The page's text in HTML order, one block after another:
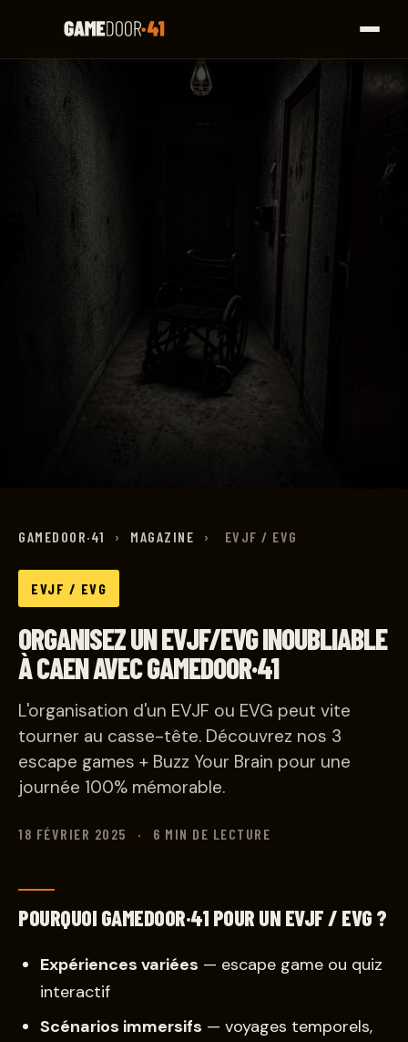
GAMEDOOR·41 › MAGAZINE › EVJF / EVG
EVJF / EVG
ORGANISEZ UN EVJF/EVG INOUBLIABLE
À CAEN AVEC GAMEDOOR·41
L'organisation d'un EVJF ou EVG peut vite
tourner au casse-tête. Découvrez nos 3
escape games + Buzz Your Brain pour une
journée 100% mémorable.
18 FÉVRIER 2025 · 6 MIN DE LECTURE
POURQUOI GAMEDOOR·41 POUR UN EVJF / EVG ?
Expériences variées — escape game ou quiz
interactif
Scénarios immersifs — voyages temporels,